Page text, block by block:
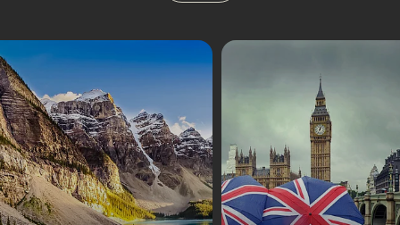
Sprachreisen Kanada Sprachreisen